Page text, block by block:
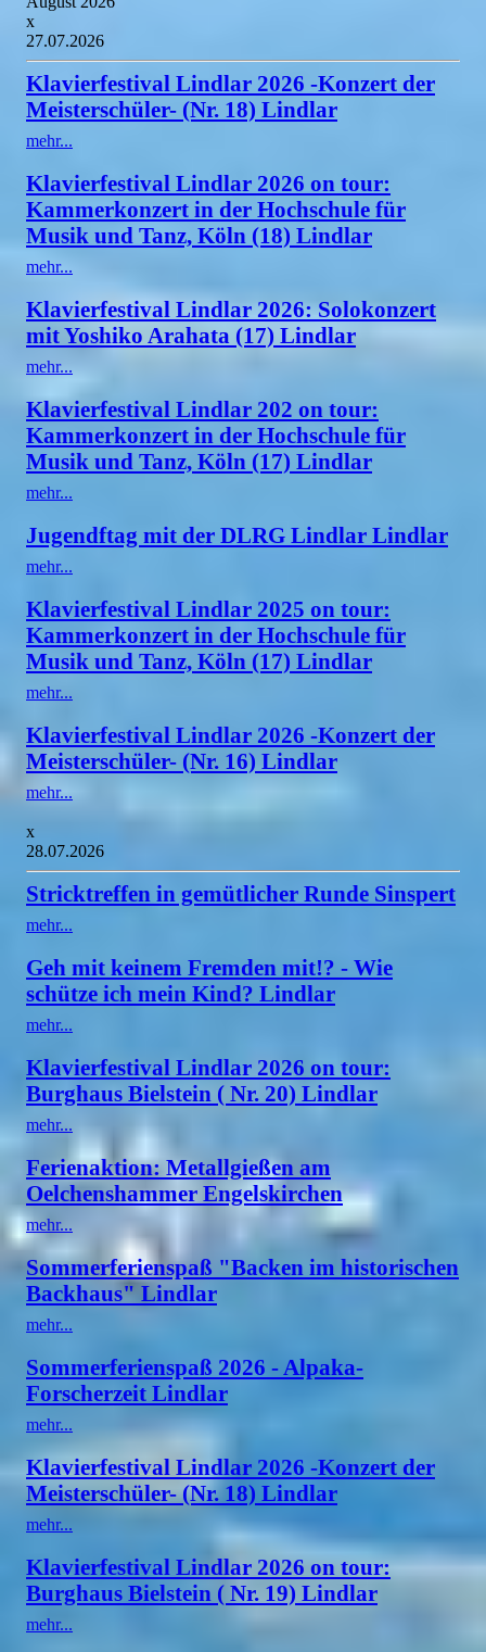
x
27.07.2026
Klavierfestival Lindlar 2026 -Konzert der
Meisterschüler- (Nr. 18) Lindlar
mehr...
Klavierfestival Lindlar 2026 on tour:
Kammerkonzert in der Hochschule für
Musik und Tanz, Köln (18) Lindlar
mehr...
Klavierfestival Lindlar 2026: Solokonzert
mit Yoshiko Arahata (17) Lindlar
mehr...
Klavierfestival Lindlar 202 on tour:
Kammerkonzert in der Hochschule für
Musik und Tanz, Köln (17) Lindlar
mehr...
Jugendftag mit der DLRG Lindlar Lindlar
mehr...
Klavierfestival Lindlar 2025 on tour:
Kammerkonzert in der Hochschule für
Musik und Tanz, Köln (17) Lindlar
mehr...
Klavierfestival Lindlar 2026 -Konzert der
Meisterschüler- (Nr. 16) Lindlar
mehr...
x
28.07.2026
Stricktreffen in gemütlicher Runde Sinspert
mehr...
Geh mit keinem Fremden mit!? - Wie
schütze ich mein Kind? Lindlar
mehr...
Klavierfestival Lindlar 2026 on tour:
Burghaus Bielstein ( Nr. 20) Lindlar
mehr...
Ferienaktion: Metallgießen am
Oelchenshammer Engelskirchen
mehr...
Sommerferienspaß "Backen im historischen
Backhaus" Lindlar
mehr...
Sommerferienspaß 2026 - Alpaka-
Forscherzeit Lindlar
mehr...
Klavierfestival Lindlar 2026 -Konzert der
Meisterschüler- (Nr. 18) Lindlar
mehr...
Klavierfestival Lindlar 2026 on tour:
Burghaus Bielstein ( Nr. 19) Lindlar
mehr...